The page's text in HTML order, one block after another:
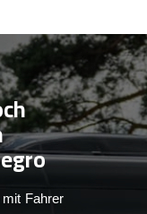
Fahrer